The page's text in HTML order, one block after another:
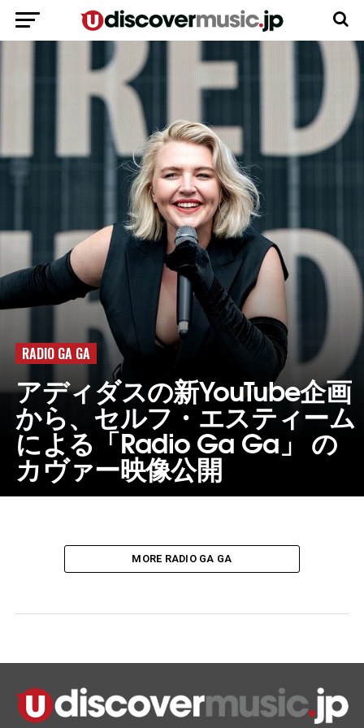
RADIO GA GA
アディダスの新YouTube企画
から、セルフ・エスティーム
による「Radio Ga Ga」 の
カヴァー映像公開
MORE RADIO GA GA